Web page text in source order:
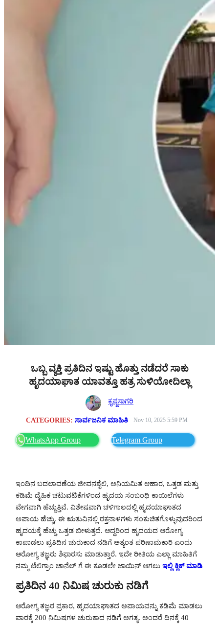
ಒಬ್ಬ ವ್ಯಕ್ತಿ ಪ್ರತಿದಿನ ಇಷ್ಟು ಹೊತ್ತು ನಡೆದರೆ ಸಾಕು
ಹೃದಯಾಘಾತ ಯಾವತ್ತೂ ಹತ್ರ ಸುಳಿಯೋದಿಲ್ಲಾ
ಕೃಷ್ಣಸಾಗರಿ
CATEGORIES:ಸಾರ್ವಜನಿಕ ಮಾಹಿತಿ Nov 10, 2025 5:59 PM
WhatsApp Group Telegram Group
ಇಂದಿನ ಬದಲಾವಣೆಯ ಜೀವನಶೈಲಿ, ಅನಿಯಮಿತ ಆಹಾರ, ಒತ್ತಡ ಮತ್ತು
ಕಡಿಮೆ ದೈಹಿಕ ಚಟುವಟಿಕೆಗಳಿಂದ ಹೃದಯ ಸಂಬಂಧಿ ಕಾಯಿಲೆಗಳು
ವೇಗವಾಗಿ ಹೆಚ್ಚುತ್ತಿವೆ. ವಿಶೇಷವಾಗಿ ಚಳಿಗಾಲದಲ್ಲಿ ಹೃದಯಾಘಾತದ
ಅಪಾಯ ಹೆಚ್ಚು. ಈ ಋತುವಿನಲ್ಲಿ ರಕ್ತನಾಳಗಳು ಸಂಕುಚಿತಗೊಳ್ಳುವುದರಿಂದ
ಹೃದಯಕ್ಕೆ ಹೆಚ್ಚು ಒತ್ತಡ ಬೀಳುತ್ತದೆ. ಆದ್ದರಿಂದ ಹೃದಯದ ಆರೋಗ್ಯ
ಕಾಪಾಡಲು ಪ್ರತಿದಿನ ಚುರುಕಾದ ನಡಿಗೆ ಅತ್ಯಂತ ಪರಿಣಾಮಕಾರಿ ಎಂದು
ಆರೋಗ್ಯ ತಜ್ಞರು ಶಿಫಾರಸು ಮಾಡುತ್ತಾರೆ. ಇದೇ ರೀತಿಯ ಎಲ್ಲಾ ಮಾಹಿತಿಗೆ
ನಮ್ಮ ಟೆಲಿಗ್ರಾಂ ಚಾನೆಲ್ ಗೆ ಈ ಕೂಡಲೇ ಜಾಯಿನ್ ಆಗಲು ಇಲ್ಲಿ ಕ್ಲಿಕ್ ಮಾಡಿ
ಪ್ರತಿದಿನ 40 ನಿಮಿಷ ಚುರುಕು ನಡಿಗೆ
ಆರೋಗ್ಯ ತಜ್ಞರ ಪ್ರಕಾರ, ಹೃದಯಾಘಾತದ ಅಪಾಯವನ್ನು ಕಡಿಮೆ ಮಾಡಲು
ವಾರಕ್ಕೆ 200 ನಿಮಿಷಗಳ ಚುರುಕಾದ ನಡಿಗೆ ಅಗತ್ಯ. ಅಂದರೆ ದಿನಕ್ಕೆ 40